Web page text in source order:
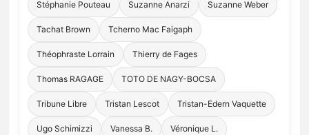
Stéphanie Pouteau Suzanne Anarzi Suzanne Weber
Tachat Brown Tcherno Mac Faigaph
Théophraste Lorrain Thierry de Fages
Thomas RAGAGE TOTO DE NAGY-BOCSA
Tribune Libre Tristan Lescot Tristan-Edern Vaquette
Ugo Schimizzi Vanessa B. Véronique L.